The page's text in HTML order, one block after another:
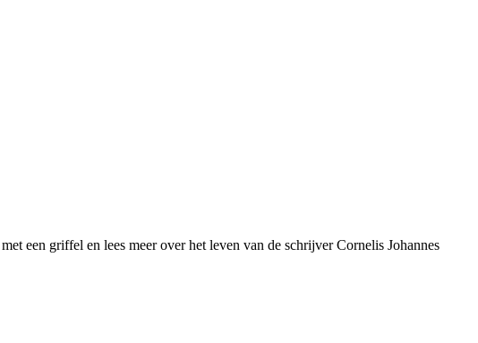
een griffel en lees meer over het leven van de schrijver Cornelis Johannes